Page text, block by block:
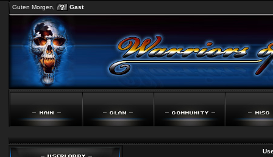
Guten Morgen, Gast